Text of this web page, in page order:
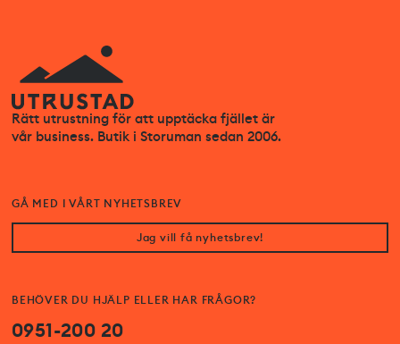
Rätt utrustning för att upptäcka fjället är
vår business. Butik i Storuman sedan 2006.
BEHÖVER DU HJÄLP ELLER HAR FRÅGOR?
0951-200 20
GÅ MED I VÅRT NYHETSBREV
Jag vill få nyhetsbrev!